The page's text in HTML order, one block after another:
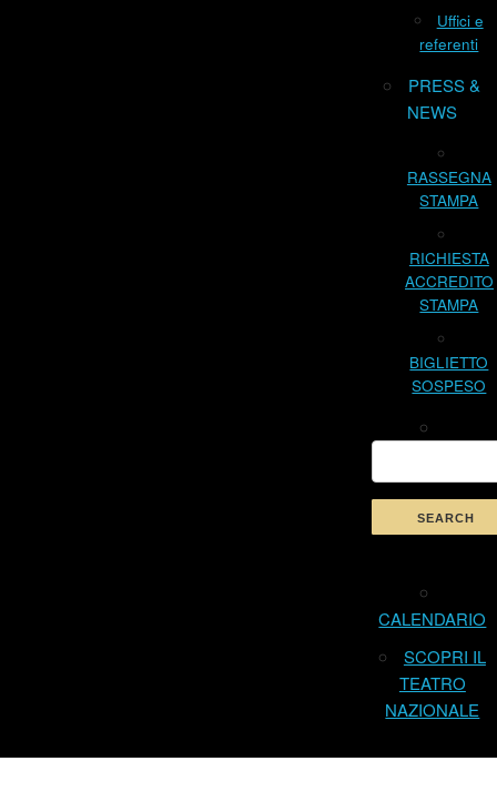
Uffici e
referenti
PRESS &
NEWS
RASSEGNA
STAMPA
RICHIESTA
ACCREDITO
STAMPA
BIGLIETTO
SOSPESO
CALENDARIO
SCOPRI IL
TEATRO
NAZIONALE